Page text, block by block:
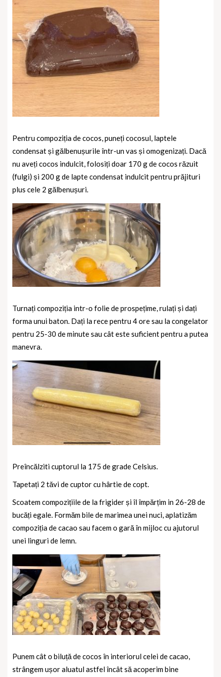
Pentru compoziția de cocos, puneți cocosul, laptele
condensat și gălbenușurile într-un vas și omogenizați. Dacă
nu aveți cocos indulcit, folosiți doar 170 g de cocos răzuit
(fulgi) și 200 g de lapte condensat indulcit pentru prăjituri
plus cele 2 gălbenușuri.
Turnați compoziția intr-o folie de prospețime, rulați și dați
forma unui baton. Dați la rece pentru 4 ore sau la congelator
pentru 25-30 de minute sau cât este suficient pentru a putea
manevra.
Preîncălziti cuptorul la 175 de grade Celsius.
Tapetați 2 tăvi de cuptor cu hârtie de copt.
Scoatem compozițiile de la frigider și îl împărțim in 26-28 de
bucăți egale. Formăm bile de marimea unei nuci, aplatizăm
compoziția de cacao sau facem o gară în mijloc cu ajutorul
unei linguri de lemn.
Punem cât o biluță de cocos în interiorul celei de cacao,
strângem ușor aluatul astfel încât să acoperim bine